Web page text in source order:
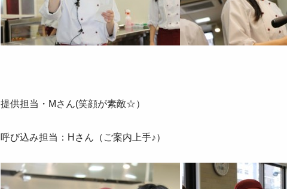
提供担当・Mさん(笑顔が素敵☆）
呼び込み担当：Hさん（ご案内上手♪）